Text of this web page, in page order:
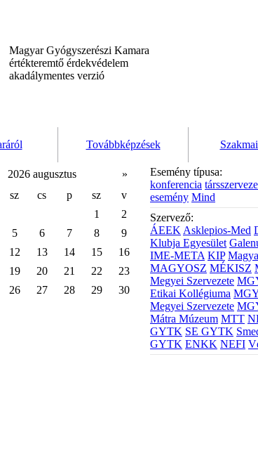
Magyar Gyógyszerészi Kamara
értékteremtő érdekvédelem
akadálymentes verzió
Továbbképzések
2026 augusztus
»
sz cs p sz
v
1
2
5 6 7 8
9
12 13 14 15
16
19 20 21 22
23
26 27 28 29
30
Esemény típusa:
konferencia
esemény Mind
Szervező:
ÁEEK Asklepios-Med
Klubja Egyesület
IME-META KIP
MAGYOSZ MÉKISZ
Megyei Szervezete
Etikai Kollégiuma
Megyei Szervezete
Mátra Múzeum MTT
GYTK SE GYTK
GYTK ENKK NEFI